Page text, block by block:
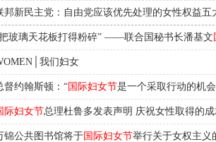
邦新民主党：自由党应该优先处理的女性权益五
玻璃天花板打得粉碎” ——联合国秘书长潘基文
我们妇女
督约翰斯顿：“国际妇女节是一个采取行动的机
际妇女节总理杜鲁多发表声明 庆祝女性取得的
锦公共图书馆将于国际妇女节举行关于女权主义